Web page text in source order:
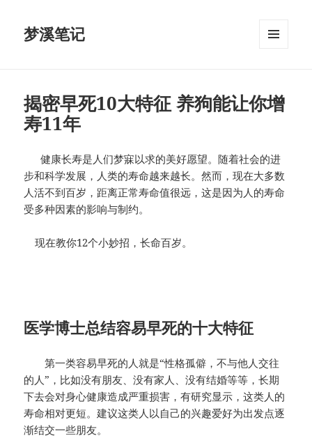
梦溪笔记
揭密早死10大特征 养狗能让你增
寿11年
健康长寿是人们梦寐以求的美好愿望。随着社会的进
步和科学发展，人类的寿命越来越长。然而，现在大多数
人活不到百岁，距离正常寿命值很远，这是因为人的寿命
受多种因素的影响与制约。
现在教你12个小妙招，长命百岁。
医学博士总结容易早死的十大特征
第一类容易早死的人就是“性格孤僻，不与他人交往
的人”，比如没有朋友、没有家人、没有结婚等等，长期
下去会对身心健康造成严重损害，有研究显示，这类人的
寿命相对更短。建议这类人以自己的兴趣爱好为出发点逐
渐结交一些朋友。